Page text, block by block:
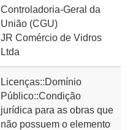
Controladoria-Geral da
União (CGU)
JR Comércio de Vidros
Ltda
Licenças::Domínio
Público::Condição
jurídica para as obras que
não possuem o elemento